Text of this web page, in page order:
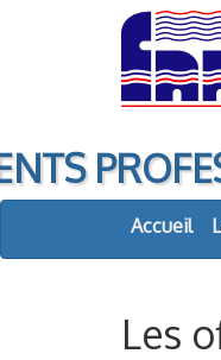
Accueil
Les